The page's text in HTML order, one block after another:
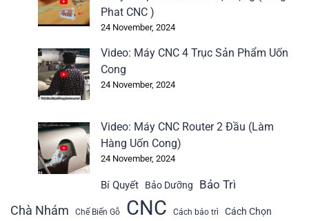
Phat CNC )
24 November, 2024
Video: Máy CNC 4 Trục Sản Phẩm Uốn
Cong
24 November, 2024
Video: Máy CNC Router 2 Đầu (Làm
Hàng Uốn Cong)
24 November, 2024
Bí Quyết Bảo Dưỡng
Bảo Trì
Chà Nhám
Chế Biến Gỗ CNC Cách bảo trì
Cách Chọn